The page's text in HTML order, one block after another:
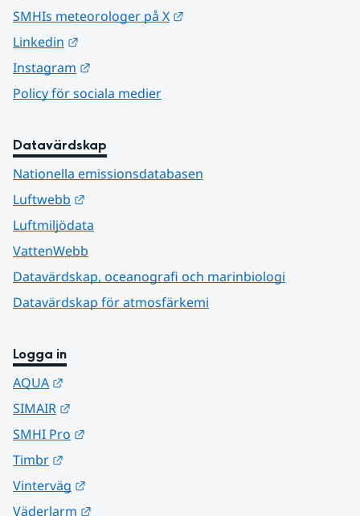
SMHIs meteorologer på X
Linkedin
Instagram
Policy för sociala medier
Datavärdskap
Nationella emissionsdatabasen
Luftwebb
Luftmiljödata
VattenWebb
Datavärdskap, oceanografi och marinbiologi
Datavärdskap för atmosfärkemi
Logga in
AQUA
SIMAIR
SMHI Pro
Timbr
Vinterväg
Väderlarm